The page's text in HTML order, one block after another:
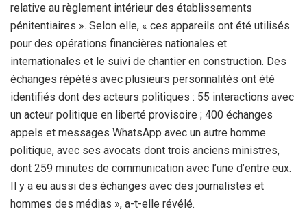
relative au règlement intérieur des établissements
pénitentiaires ». Selon elle, « ces appareils ont été utilisés
pour des opérations financières nationales et
internationales et le suivi de chantier en construction. Des
échanges répétés avec plusieurs personnalités ont été
identifiés dont des acteurs politiques : 55 interactions avec
un acteur politique en liberté provisoire ; 400 échanges
appels et messages WhatsApp avec un autre homme
politique, avec ses avocats dont trois anciens ministres,
dont 259 minutes de communication avec l’une d’entre eux.
Il y a eu aussi des échanges avec des journalistes et
hommes des médias », a-t-elle révélé.